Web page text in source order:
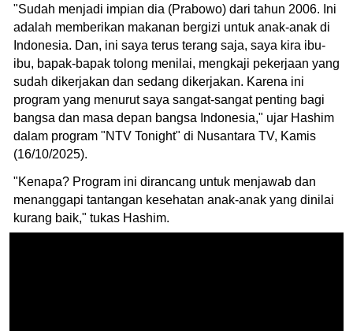
"Sudah menjadi impian dia (Prabowo) dari tahun 2006. Ini
adalah memberikan makanan bergizi untuk anak-anak di
Indonesia. Dan, ini saya terus terang saja, saya kira ibu-
ibu, bapak-bapak tolong menilai, mengkaji pekerjaan yang
sudah dikerjakan dan sedang dikerjakan. Karena ini
program yang menurut saya sangat-sangat penting bagi
bangsa dan masa depan bangsa Indonesia," ujar Hashim
dalam program "NTV Tonight" di Nusantara TV, Kamis
(16/10/2025).
"Kenapa? Program ini dirancang untuk menjawab dan
menanggapi tantangan kesehatan anak-anak yang dinilai
kurang baik," tukas Hashim.